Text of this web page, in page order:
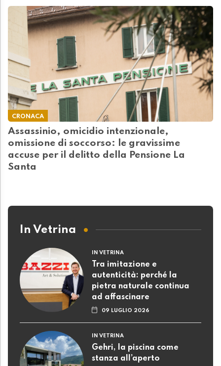
CRONACA
Assassinio, omicidio intenzionale,
omissione di soccorso: le gravissime
accuse per il delitto della Pensione La
Santa
In Vetrina
IN VETRINA
Tra imitazione e
autenticità: perché la
pietra naturale continua
ad affascinare
09 LUGLIO 2026
IN VETRINA
Gehri, la piscina come
stanza all’aperto